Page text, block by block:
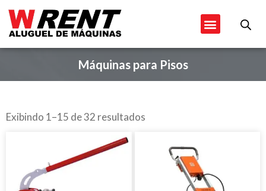
para
conteúdo
Menu
Máquinas para Pisos
Exibindo 1–15 de 32 resultados